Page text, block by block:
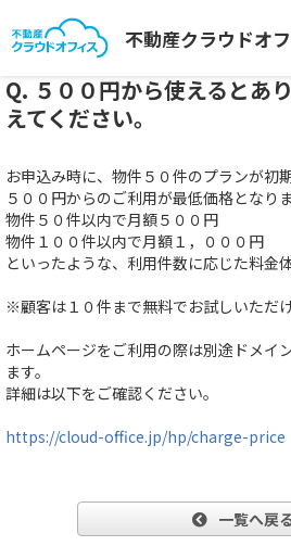
不動産クラウドオ
Q. ５００円から使えるとあ
えてください。
お申込み時に、物件５０件のプランが初
５００円からのご利用が最低価格となりま
物件５０件以内で月額５００円
物件１００件以内で月額１，０００円
といったような、利用件数に応じた料金
※顧客は１０件まで無料でお試しいただけ
ホームページをご利用の際は別途ドメイ
ます。
詳細は以下をご確認ください。
https://cloud-office.jp/hp/charge-price
一覧へ戻